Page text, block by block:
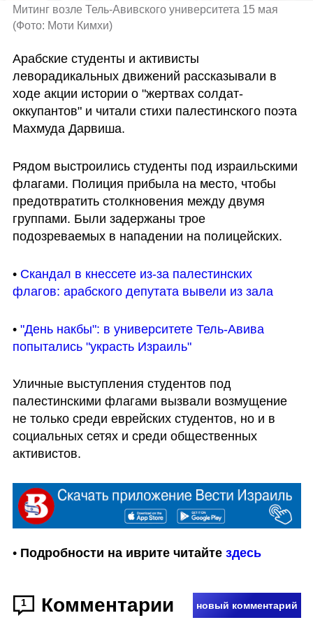
(Фото: Моти Кимхи)
Арабские студенты и активисты
леворадикальных движений рассказывали в
ходе акции истории о "жертвах солдат-
оккупантов" и читали стихи палестинского поэта
Махмуда Дарвиша.
Рядом выстроились студенты под израильскими
флагами. Полиция прибыла на место, чтобы
предотвратить столкновения между двумя
группами. Были задержаны трое
подозреваемых в нападении на полицейских.
• Скандал в кнессете из-за палестинских
флагов: арабского депутата вывели из зала
• "День накбы": в университете Тель-Авива
попытались "украсть Израиль"
Уличные выступления студентов под
палестинскими флагами вызвали возмущение
не только среди еврейских студентов, но и в
социальных сетях и среди общественных
активистов.
• Подробности на иврите читайте здесь
1 Комментарии новый комментарий